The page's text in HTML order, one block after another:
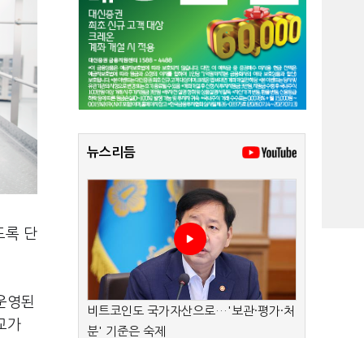
록 단
영된
가
뉴스리듬
비트코인도 국가자산으로…'보관·평가·처
분' 기준은 숙제